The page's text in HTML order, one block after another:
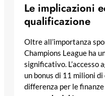
Le implicazioni
qualificazione
Oltre all’importanza
Champions League ha
significativo.
un bonus di 11 milioni
differenza per le finanze